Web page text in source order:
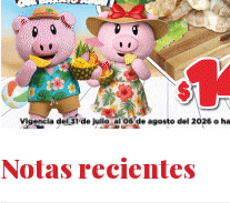
Notas recientes